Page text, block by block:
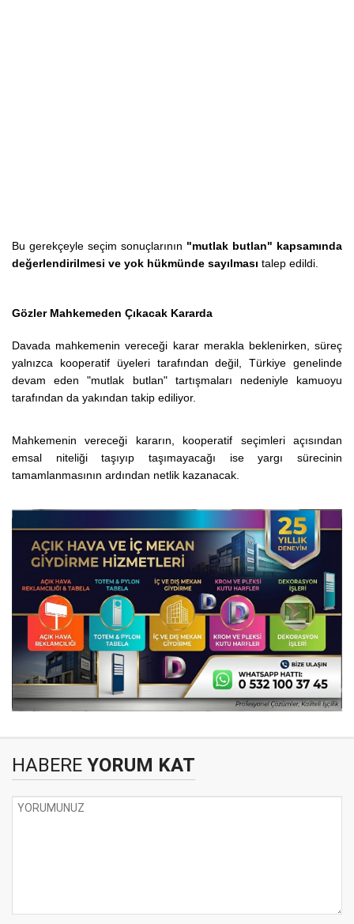
Bu gerekçeyle seçim sonuçlarının "mutlak butlan" kapsamında
değerlendirilmesi ve yok hükmünde sayılması talep edildi.
Gözler Mahkemeden Çıkacak Kararda
Davada mahkemenin vereceği karar merakla beklenirken, süreç
yalnızca kooperatif üyeleri tarafından değil, Türkiye genelinde
devam eden "mutlak butlan" tartışmaları nedeniyle kamuoyu
tarafından da yakından takip ediliyor.
Mahkemenin vereceği kararın, kooperatif seçimleri açısından
emsal niteliği taşıyıp taşımayacağı ise yargı sürecinin
tamamlanmasının ardından netlik kazanacak.
HABERE YORUM KAT